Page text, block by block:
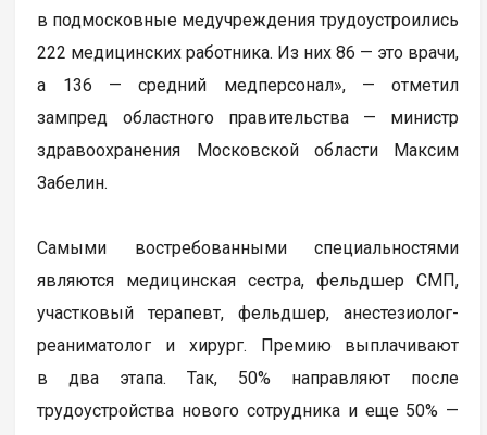
в подмосковные медучреждения трудоустроились
222 медицинских работника. Из них 86 — это врачи,
а 136 — средний медперсонал», — отметил
зампред областного правительства — министр
здравоохранения Московской области Максим
Забелин.
Самыми востребованными специальностями
являются медицинская сестра, фельдшер СМП,
участковый терапевт, фельдшер, анестезиолог-
реаниматолог и хирург. Премию выплачивают
в два этапа. Так, 50% направляют после
трудоустройства нового сотрудника и еще 50% —